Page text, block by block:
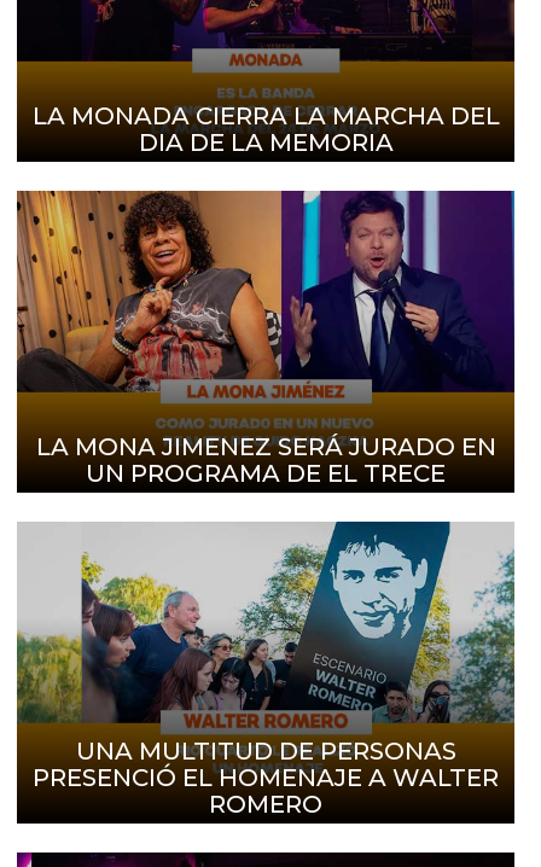
LA MONADA CIERRA LA MARCHA DEL
DIA DE LA MEMORIA
LA MONA JIMENEZ SERÁ JURADO EN
UN PROGRAMA DE EL TRECE
UNA MULTITUD DE PERSONAS
PRESENCIÓ EL HOMENAJE A WALTER
ROMERO